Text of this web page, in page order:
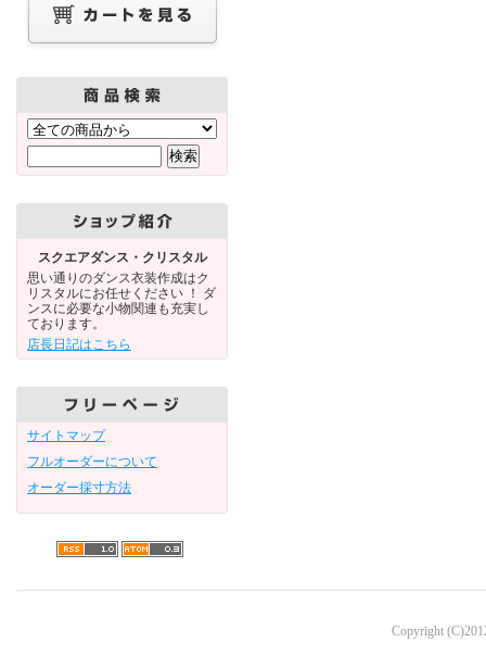
スクエアダンス・クリスタル
思い通りのダンス衣装作成はク
リスタルにお任せください ！ ダ
ンスに必要な小物関連も充実し
ております。
店長日記はこちら
サイトマップ
フルオーダーについて
オーダー採寸方法
Copyright